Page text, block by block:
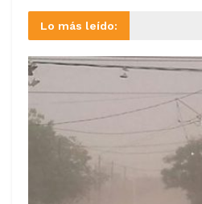
Lo más leído: